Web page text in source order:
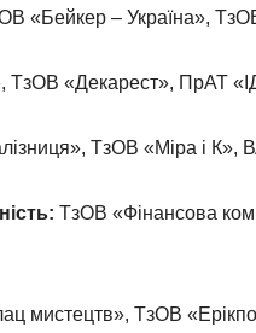
«Бейкер – Україна»,
ТзОВ «Декарест», ПрАТ
ТзОВ «Міра і К»,
ТзОВ «Фінансова
мистецтв», ТзОВ